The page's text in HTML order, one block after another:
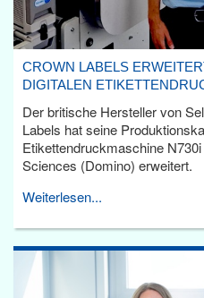
CROWN LABELS
DIGITALEN
Der britische Hersteller von
Labels hat seine
Etikettendruckmaschine
Sciences (Domino) erweitert.
Weiterlesen...